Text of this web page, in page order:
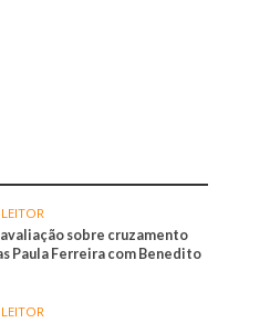
sobre cruzamento
Paula Ferreira com Benedito